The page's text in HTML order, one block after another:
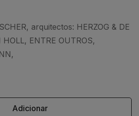
arquitectos: HERZOG & DE
ENTRE OUTROS,
Adicionar